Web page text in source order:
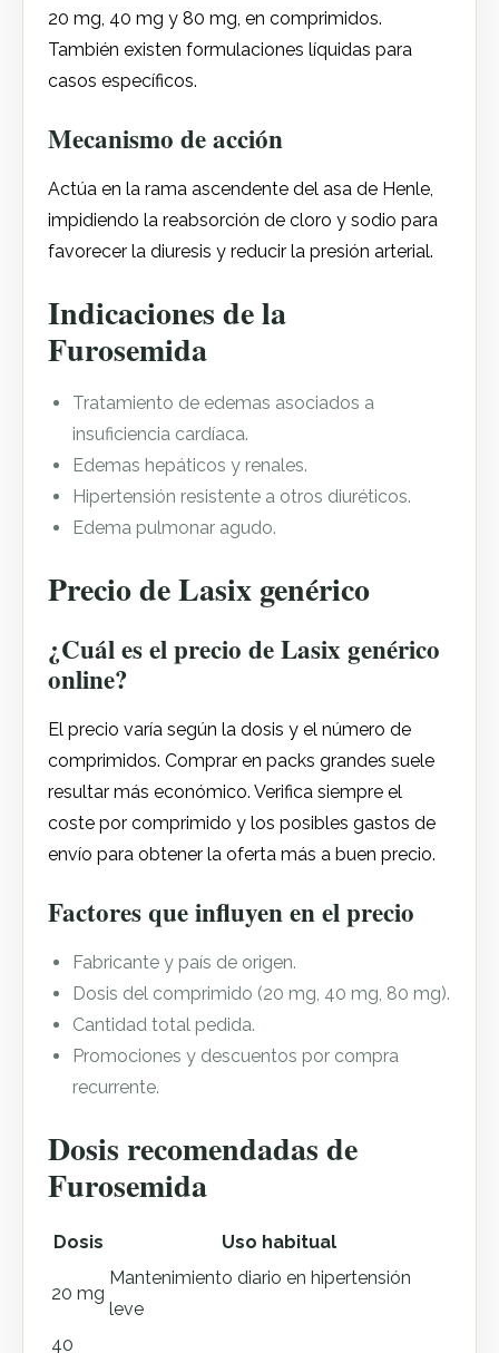
20 mg, 40 mg y 80 mg, en comprimidos.
También existen formulaciones líquidas para
casos específicos.
Mecanismo de acción
Actúa en la rama ascendente del asa de Henle,
impidiendo la reabsorción de cloro y sodio para
favorecer la diuresis y reducir la presión arterial.
Indicaciones de la
Furosemida
Tratamiento de edemas asociados a
insuficiencia cardíaca.
Edemas hepáticos y renales.
Hipertensión resistente a otros diuréticos.
Edema pulmonar agudo.
Precio de Lasix genérico
¿Cuál es el precio de Lasix genérico
online?
El precio varía según la dosis y el número de
comprimidos. Comprar en packs grandes suele
resultar más económico. Verifica siempre el
coste por comprimido y los posibles gastos de
envío para obtener la oferta más a buen precio.
Factores que influyen en el precio
Fabricante y país de origen.
Dosis del comprimido (20 mg, 40 mg, 80 mg).
Cantidad total pedida.
Promociones y descuentos por compra
recurrente.
Dosis recomendadas de
Furosemida
Dosis Uso habitual
20 mg
Mantenimiento diario en hipertensión
leve
40